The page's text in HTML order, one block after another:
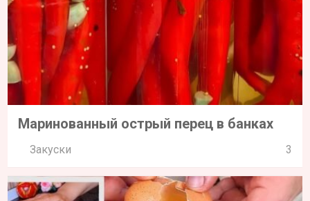
Маринованный острый перец в банках
Закуски 3